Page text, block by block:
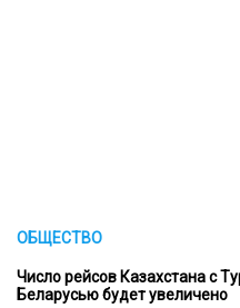
ОБЩЕСТВО
Число рейсов Казахстана с
Беларусью будет увеличено